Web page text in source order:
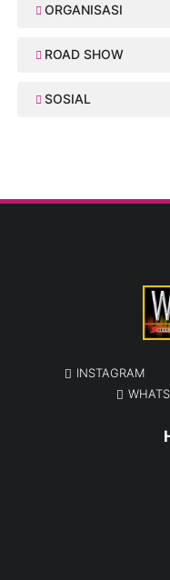
ORGANISASI
ROAD SHOW
SOSIAL
INSTAGRAM